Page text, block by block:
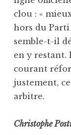
clou : «
hors du Parti
semble-t-il
en y restant.
courant
justement,
arbitre.
Christophe